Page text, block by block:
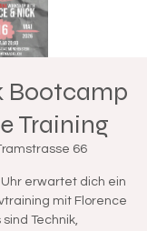
Bootcamp
Training
66
Uhr erwartet dich ein
mit Florence
sind Technik,